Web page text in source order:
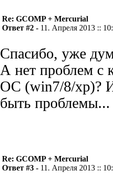
Re: GCOMP + Mercurial
Ответ #2 - 11. Апреля 2013 ::
Спасибо, уже
А нет проблем с
ОС (win7/8/xp)?
быть проблемы...
Re: GCOMP + Mercurial
Ответ #3 - 11. Апреля 2013 ::